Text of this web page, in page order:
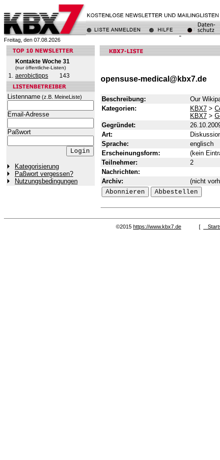
Freitag, den 07.08.2026
Kontakte Woche 31
(nur öffentliche-Listen)
1. aerobictipps 143
Listenname (z.B. MeineListe)
Email-Adresse
Paßwort
Kategorisierung
Paßwort vergessen?
Nutzungsbedingungen
opensuse-medical@kbx7.de
Beschreibung:
Our
Kategorien:
KBX7 >
KBX7 >
Gegründet:
Art:
Sprache:
englisch
Erscheinungsform:
(kein
Teilnehmer:
2
Nachrichten:
Archiv:
(nicht
©2015 https://www.kbx7.de [